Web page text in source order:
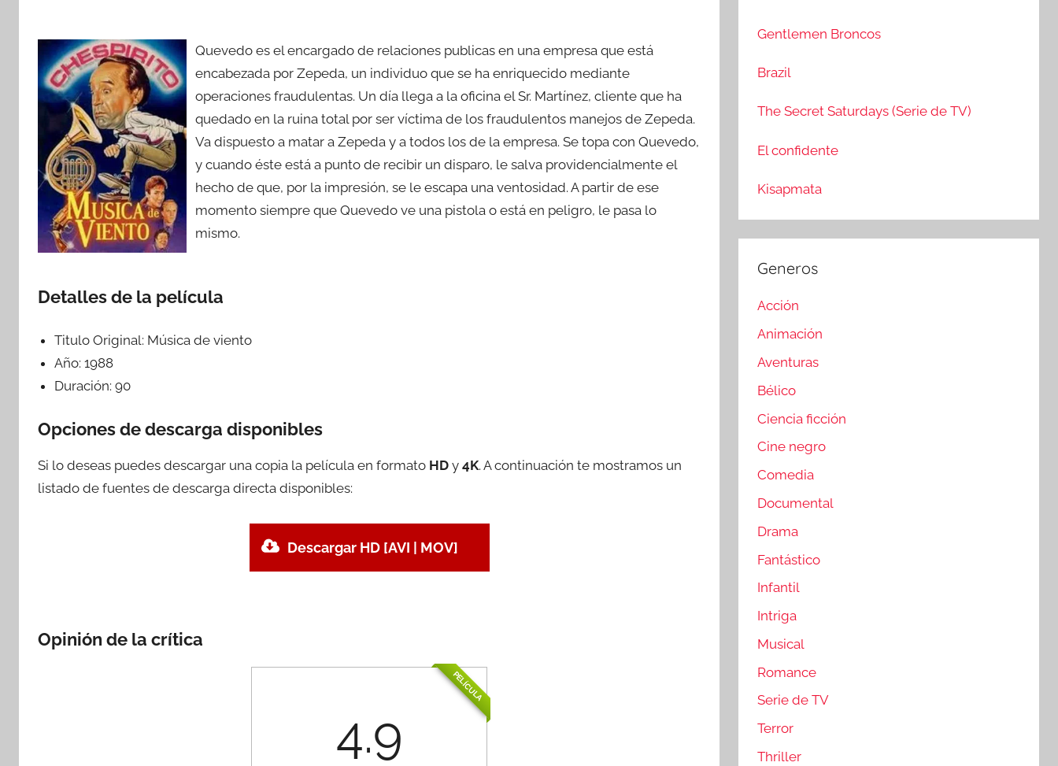
Quevedo es el encargado de relaciones publicas en una empresa que está
encabezada por Zepeda, un individuo que se ha enriquecido mediante
operaciones fraudulentas. Un día llega a la oficina el Sr. Martínez, cliente que ha
quedado en la ruina total por ser víctima de los fraudulentos manejos de Zepeda.
Va dispuesto a matar a Zepeda y a todos los de la empresa. Se topa con Quevedo,
y cuando éste está a punto de recibir un disparo, le salva providencialmente el
hecho de que, por la impresión, se le escapa una ventosidad. A partir de ese
momento siempre que Quevedo ve una pistola o está en peligro, le pasa lo
mismo.
Detalles de la película
Titulo Original: Música de viento
Año:1988
Duración:90
Opciones de descarga disponibles
Si lo deseas puedes descargar una copia la película en formato HD y 4K. A continuación te mostramos un
listado de fuentes de descarga directa disponibles:
Descargar HD [AVI | MOV]
Opinión de la crítica
PELÍCULA
4.9
:Gentlemen Broncos
Brazil
The Secret Saturdays (Serie de TV)
El confidente
Kisapmata
Generos
Acción
Animación
Aventuras
Bélico
Ciencia ficción
Cine negro
Comedia
Documental
Drama
Fantástico
Infantil
Intriga
Musical
Romance
Serie de TV
Terror
Thriller